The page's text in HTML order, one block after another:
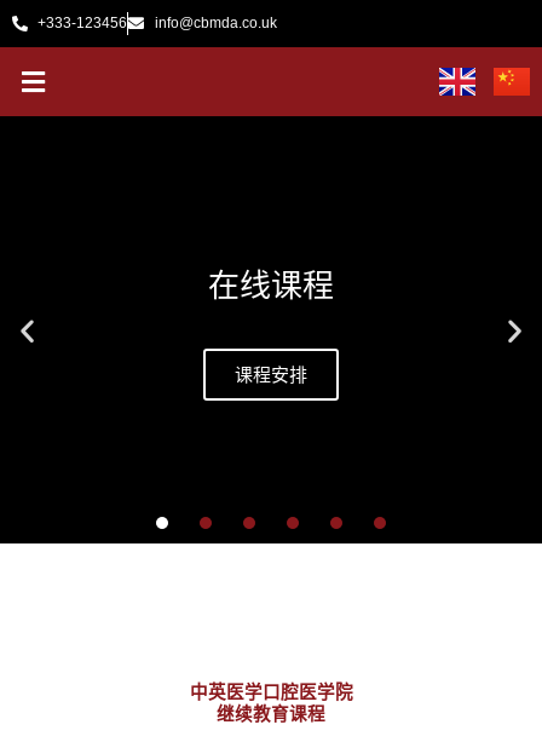
跳
至
+333-123456 info@cbmda.co.uk
菜
单
在线课程
课程安排
中英医学口腔医学院
​继续教育课程